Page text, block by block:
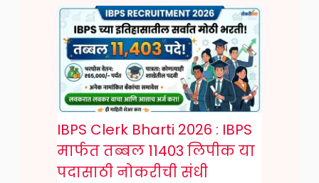
IBPS Clerk Bharti 2026 : IBPS
मार्फत तब्बल 11403 लिपीक या
पदासाठी नोकरीची संधी